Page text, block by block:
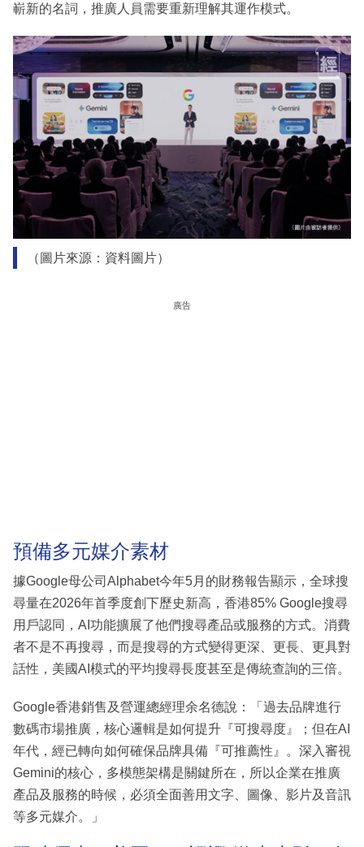
嶄新的名詞，推廣人員需要重新理解其運作模式。
（圖片來源：資料圖片）
廣告
預備多元媒介素材
據Google母公司Alphabet今年5月的財務報告顯示，全球搜
尋量在2026年首季度創下歷史新高，香港85% Google搜尋
用戶認同，AI功能擴展了他們搜尋產品或服務的方式。消費
者不是不再搜尋，而是搜尋的方式變得更深、更長、更具對
話性，美國AI模式的平均搜尋長度甚至是傳統查詢的三倍。
Google香港銷售及營運總經理余名德說：「過去品牌進行
數碼市場推廣，核心邏輯是如何提升『可搜尋度』；但在AI
年代，經已轉向如何確保品牌具備『可推薦性』。深入審視
Gemini的核心，多模態架構是關鍵所在，所以企業在推廣
產品及服務的時候，必須全面善用文字、圖像、影片及音訊
等多元媒介。」